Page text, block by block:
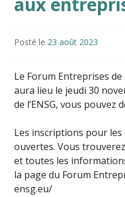
Posté le 23 août 2023
Le Forum Entreprises de
aura lieu le jeudi 30
de l’ENSG, vous pouvez
Les inscriptions pour
ouvertes. Vous
et toutes les
la page du Forum
ensg.eu/